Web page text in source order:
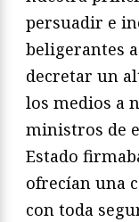
persuadir e
beligerantes
decretar un
los medios a
ministros de
Estado
ofrecían una
con toda